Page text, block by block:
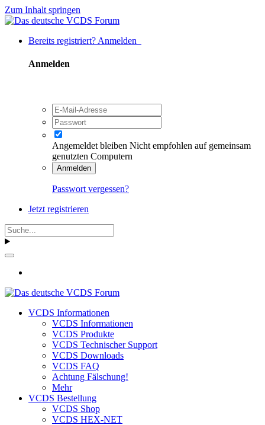
Zum Inhalt springen
Bereits registriert? Anmelden
Anmelden
Angemeldet bleiben Nicht empfohlen auf gemeinsam
genutzten Computern
Anmelden
Passwort vergessen?
Jetzt registrieren
VCDS Informationen
VCDS Informationen
VCDS Produkte
VCDS Technischer Support
VCDS Downloads
VCDS FAQ
Achtung Fälschung!
Mehr
VCDS Bestellung
VCDS Shop
VCDS HEX-NET